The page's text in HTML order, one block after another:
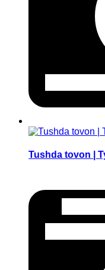
Tushda tovon |